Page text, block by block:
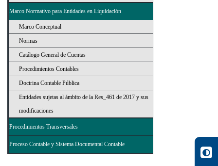
Marco Normativo para Entidades en Liquidación
Marco Conceptual
Normas
Catálogo General de Cuentas
Procedimientos Contables
Doctrina Contable Pública
Entidades sujetas al ámbito de la Res_461 de 2017 y sus
modificaciones
Procedimientos Transversales
Proceso Contable y Sistema Documental Contable